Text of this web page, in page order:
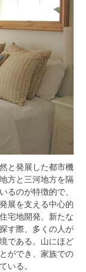
と発展した都市機
方と三河地方を隔
るのが特徴的で、
展を支える中心的
宅地開発、新たな
す際、多くの人が
である。山にほど
ができ、家族での
いる。